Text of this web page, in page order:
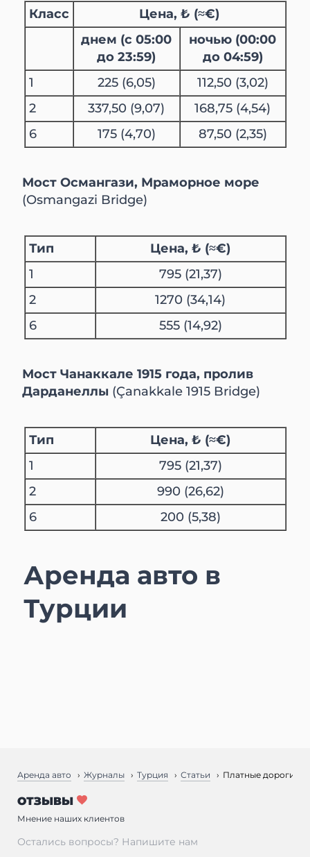
Класс
Цена, ₺ (≈€)
днем (с 05:00
до 23:59)
ночью (00:00
до 04:59)
1
225 (6,05)
112,50 (3,02)
2
337,50 (9,07)
168,75 (4,54)
6
175 (4,70) 87,50 (2,35)
Мост Османгази, Мраморное море
(Osmangazi Bridge)
Тип
Цена, ₺ (≈€)
1
795 (21,37)
2
1270 (34,14)
6
555 (14,92)
Мост Чанаккале 1915 года, пролив
Дарданеллы (Çanakkale 1915 Bridge)
Тип
Цена, ₺ (≈€)
1
​​795 (21,37)
2
990 (26,62)
6
200 (5,38)
Аренда авто в
Турции
Аренда авто Журналы Турция Статьи Платные дороги в
ОТЗЫВЫ
Мнение наших клиентов
Остались вопросы? Напишите нам